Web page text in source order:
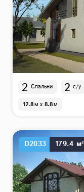
2 Спальни 2 с/у
12.8м x 8.8м
D2033 179.4 м²